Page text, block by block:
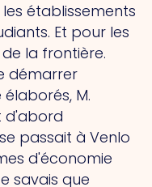
établissements
Et pour les
la frontière.
démarrer
M.
d'abord
passait à Venlo
d'économie
savais que